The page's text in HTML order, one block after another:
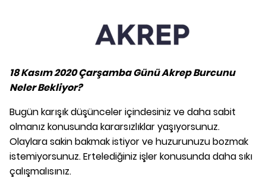
18 Kasım 2020 Çarşamba Günü Akrep Burcunu
Neler Bekliyor?
Bugün karışık düşünceler içindesiniz ve daha sabit
olmanız konusunda kararsızlıklar yaşıyorsunuz.
Olaylara sakin bakmak istiyor ve huzurunuzu bozmak
istemiyorsunuz. Ertelediğiniz işler konusunda daha sıkı
çalışmalısınız.